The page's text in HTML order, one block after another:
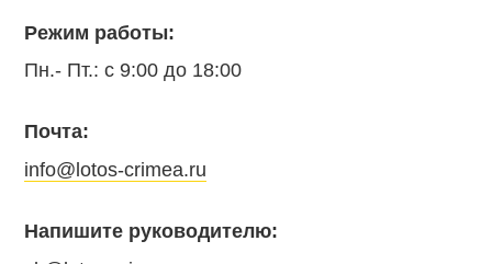
Режим работы:
Пн.- Пт.: с 9:00 до 18:00
Почта:
info@lotos-crimea.ru
Напишите руководителю: